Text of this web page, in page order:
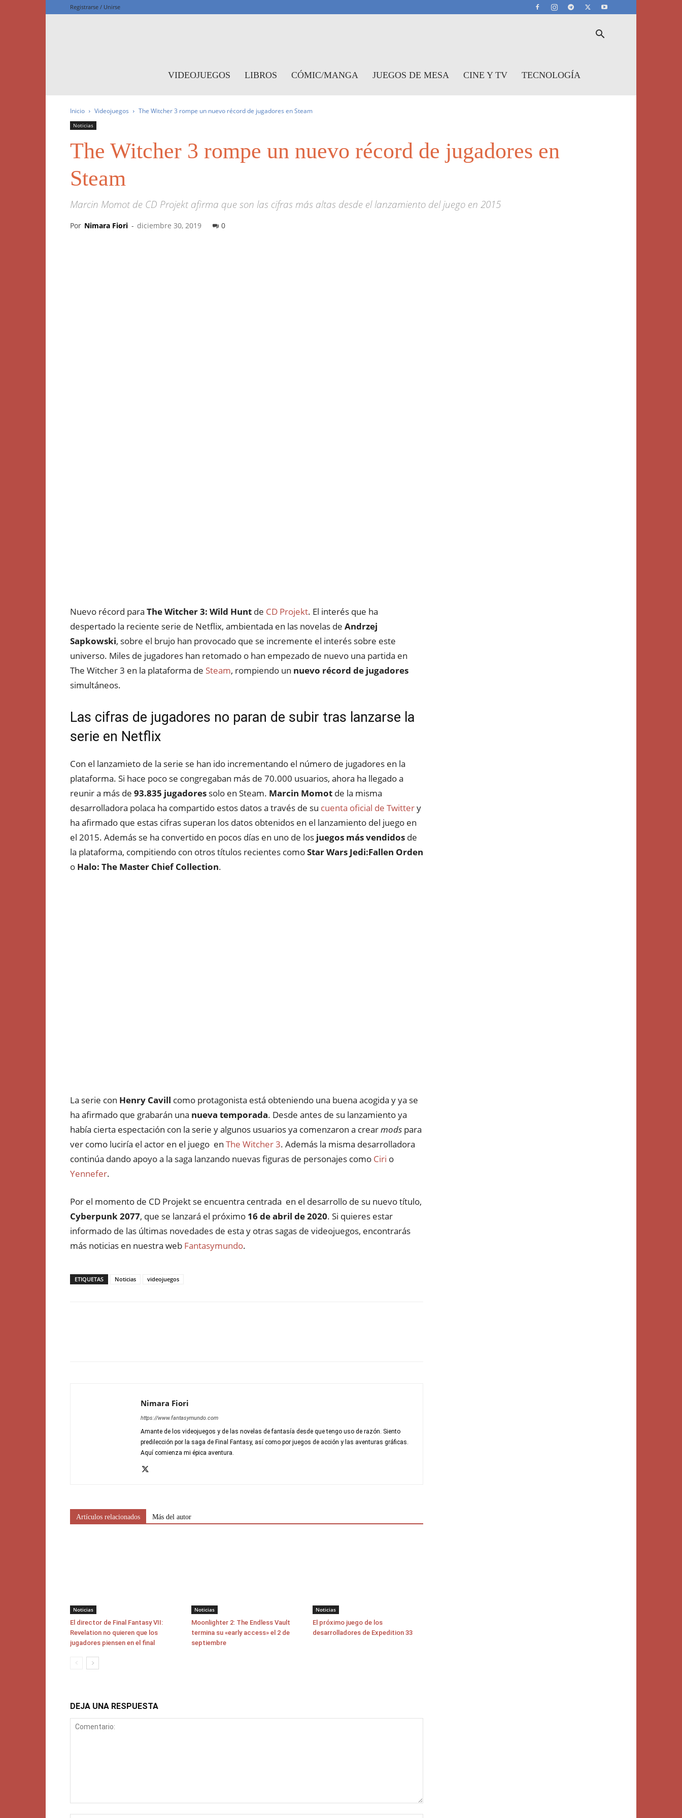
Registrarse / Unirse
VIDEOJUEGOS LIBROS CÓMIC/MANGA JUEGOS DE MESA CINE Y TV TECNOLOGÍA
Inicio Videojuegos The Witcher 3 rompe un nuevo récord de jugadores en Steam
Noticias
The Witcher 3 rompe un nuevo récord de jugadores en
Steam
Marcin Momot de CD Projekt afirma que son las cifras más altas desde el lanzamiento del juego en 2015
Por Nimara Fiori - diciembre 30, 2019 0
Nuevo récord para The Witcher 3: Wild Hunt de CD Projekt. El interés que ha
despertado la reciente serie de Netflix, ambientada en las novelas de Andrzej
Sapkowski, sobre el brujo han provocado que se incremente el interés sobre este
universo. Miles de jugadores han retomado o han empezado de nuevo una partida en
The Witcher 3 en la plataforma de Steam, rompiendo un nuevo récord de jugadores
simultáneos.
Las cifras de jugadores no paran de subir tras lanzarse la
serie en Netflix
Con el lanzamieto de la serie se han ido incrementando el número de jugadores en la
plataforma. Si hace poco se congregaban más de 70.000 usuarios, ahora ha llegado a
reunir a más de 93.835 jugadores solo en Steam. Marcin Momot de la misma
desarrolladora polaca ha compartido estos datos a través de su cuenta oficial de Twittery
ha afirmado que estas cifras superan los datos obtenidos en el lanzamiento del juego en
el 2015. Además se ha convertido en pocos días en uno de los juegos más vendidos de
la plataforma, compitiendo con otros títulos recientes comoStar Wars Jedi:Fallen Orden
o Halo: The Master Chief Collection.
La serie con Henry Cavill como protagonista está obteniendo una buena acogida y ya se
ha afirmado que grabarán una nueva temporada. Desde antes de su lanzamiento ya
había cierta espectación con la serie y algunos usuarios ya comenzaron a crearmods para
ver como luciría el actor en el juego en The Witcher 3. Además la misma desarrolladora
continúa dando apoyo a la saga lanzando nuevas figuras de personajes como Ciri o
Yennefer.
Por el momento de CD Projekt se encuentra centrada en el desarrollo de su nuevo título,
Cyberpunk 2077, que se lanzará el próximo 16 de abril de 2020. Si quieres estar
informado de las últimas novedades de esta y otras sagas de videojuegos, encontrarás
más noticias en nuestra web Fantasymundo.
ETIQUETAS Noticias videojuegos
Nimara Fiori
https://www.fantasymundo.com
Amante de los videojuegos y de las novelas de fantasía desde que tengo uso de razón. Siento
predilección por la saga de Final Fantasy, así como por juegos de acción y las aventuras gráficas.
Aquí comienza mi épica aventura.
Artículos relacionados Más del autor
Noticias
El director de Final Fantasy VII:
Revelation no quieren que los
jugadores piensen en el final
Noticias
Moonlighter 2: The Endless Vault
termina su «early access» el 2 de
septiembre
Noticias
El próximo juego de los
desarrolladores de Expedition 33
DEJA UNA RESPUESTA